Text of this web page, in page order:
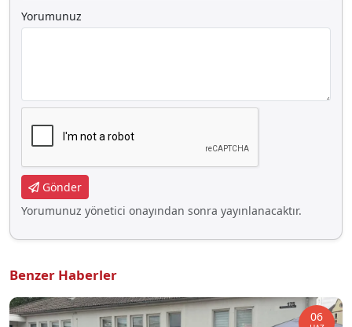
Yorumunuz
Gönder
Yorumunuz yönetici onayından sonra yayınlanacaktır.
Benzer Haberler
06